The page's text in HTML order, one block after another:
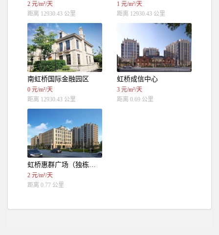
2 元/m²/天
距离 12930.43 公里
1 元/m²/天
距离 12930.43 公里
南虹桥国际金融园区
0 元/m²/天
距离 12930.43 公里
虹桥成信中心
3 元/m²/天
距离 0.69 公里
虹桥惠群广场（独栋办公）
2 元/m²/天
距离 0.77 公里